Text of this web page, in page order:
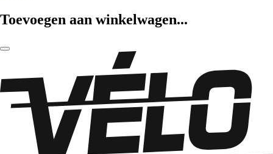
Toevoegen aan winkelwagen...